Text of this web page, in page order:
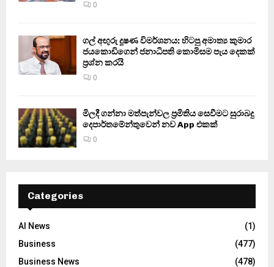
0
ගල් අඟුරු දූෂණ විමර්ශනය: හිටපු අමාත්‍ය කුමාර
ජයකොඩිගෙන් ජනාධිපති කොමිසම පැය දෙකක්
ප්‍රශ්න කරයි
0
මිලදී ගන්නා මත්පැන්වල ප්‍රමිතිය සෙවීමට සුරාබදු
දෙපාර්තමේන්තුවෙන් නව App එකක්
0
Categories
AI News
(1)
Business
(477)
Business News
(478)